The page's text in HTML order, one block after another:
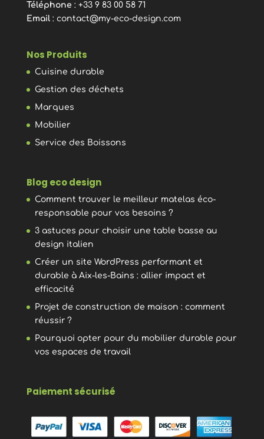
Téléphone : +33 9 83 00 58 71
Email: contact@my-eco-design.com
Nos Produits
Cuisine durable
Gestion des déchets
Marques
Mobilier
Service des Boissons
Blog eco design
Comment trouver le meilleur matelas éco-
responsable pour vos besoins ?
3 astuces pour choisir une table basse au
design italien
Créer un site WordPress performant et
durable à Aix-les-Bains : allier impact et
efficacité
Projet de construction de maison : comment
réussir ?
Pourquoi opter pour du mobilier durable pour
vos espaces de travail
Paiement sécurisé